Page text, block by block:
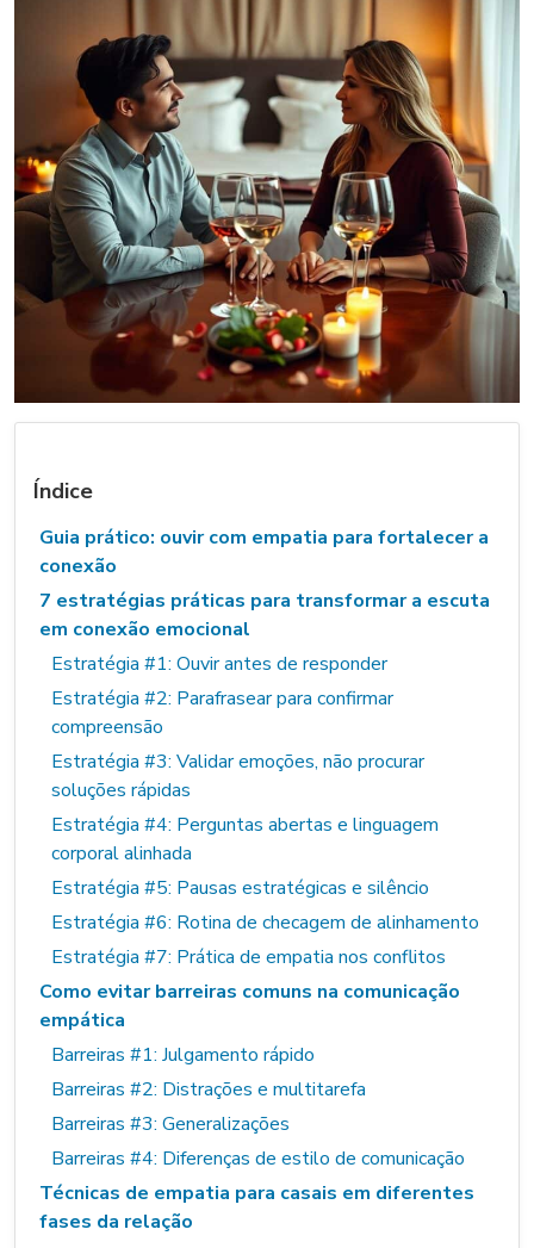
Índice
Guia prático: ouvir com empatia para fortalecer a
conexão
7 estratégias práticas para transformar a escuta
em conexão emocional
Estratégia #1: Ouvir antes de responder
Estratégia #2: Parafrasear para confirmar
compreensão
Estratégia #3: Validar emoções, não procurar
soluções rápidas
Estratégia #4: Perguntas abertas e linguagem
corporal alinhada
Estratégia #5: Pausas estratégicas e silêncio
Estratégia #6: Rotina de checagem de alinhamento
Estratégia #7: Prática de empatia nos conflitos
Como evitar barreiras comuns na comunicação
empática
Barreiras #1: Julgamento rápido
Barreiras #2: Distrações e multitarefa
Barreiras #3: Generalizações
Barreiras #4: Diferenças de estilo de comunicação
Técnicas de empatia para casais em diferentes
fases da relação